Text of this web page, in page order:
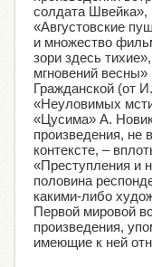
солдата
«Августовские
и множество
зори здесь
мгновений
Гражданской (от
«Неуловимых
«Цусима» А.
произведения, не
контексте, –
«Преступления и
половина
какими-либо
Первой мировой
произведения,
имеющие к ней